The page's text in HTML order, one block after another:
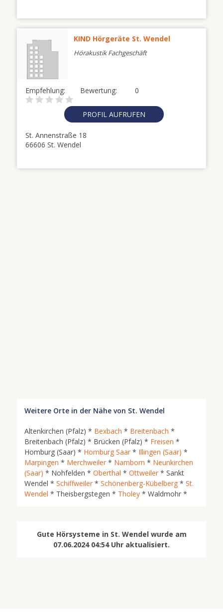
KIND Hörgeräte St. Wendel
Hörakustik Fachgeschäft
Empfehlung: 0
Bewertung:
PROFIL AUFRUFEN
St. Annenstraße 18
66606 St. Wendel
Weitere Orte in der Nähe von St. Wendel
Altenkirchen (Pfalz) * Bexbach * Breitenbach *
Breitenbach (Pfalz) * Brücken (Pfalz) * Freisen *
Homburg (Saar) * Homburg Saar * Illingen (Saar) *
Marpingen * Merchweiler * Namborn * Neunkirchen
(Saar) * Nohfelden * Oberthal * Ottweiler * Sankt
Wendel * Schiffweiler * Schönenberg-Kübelberg * St.
Wendel * Theisbergstegen * Tholey * Waldmohr *
Gute Hörsysteme in St. Wendel wurde am
07.06.2024 04:54 Uhr aktualisiert.